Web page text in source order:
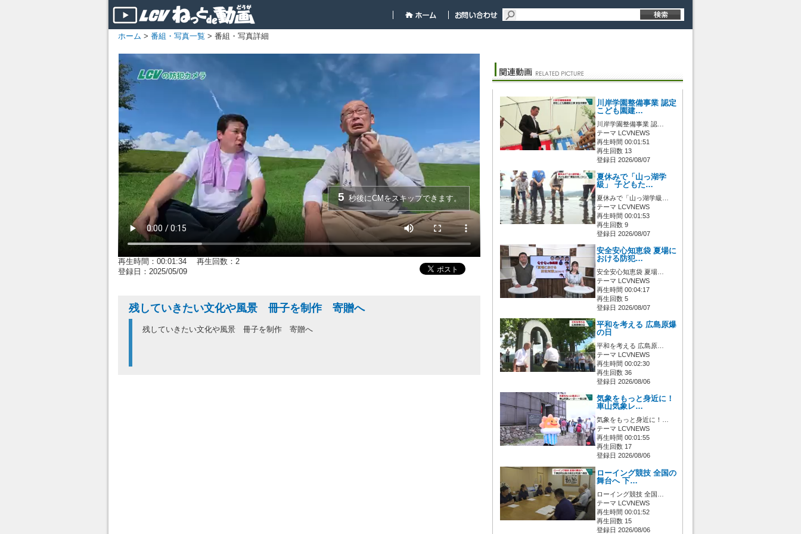
ホーム > 番組・写真一覧 > 番組・写真詳細
5 秒後にCMをスキップできます。
再生時間：00:01:34 再生回数：2
登録日：2025/05/09
残していきたい文化や風景 冊子を制作 寄贈へ
残していきたい文化や風景 冊子を制作 寄贈へ
川岸学園整備事業 認定
こども園建…
川岸学園整備事業 認…
テーマ LCVNEWS
再生時間 00:01:51
再生回数 13
登録日 2026/08/07
夏休みで「山っ湖学
級」 子どもた…
夏休みで「山っ湖学級…
テーマ LCVNEWS
再生時間 00:01:53
再生回数 9
登録日 2026/08/07
安全安心知恵袋 夏場に
おける防犯…
安全安心知恵袋 夏場…
テーマ LCVNEWS
再生時間 00:04:17
再生回数 5
登録日 2026/08/07
平和を考える 広島原爆
の日
平和を考える 広島原…
テーマ LCVNEWS
再生時間 00:02:30
再生回数 36
登録日 2026/08/06
気象をもっと身近に！
車山気象レ…
気象をもっと身近に！…
テーマ LCVNEWS
再生時間 00:01:55
再生回数 17
登録日 2026/08/06
ローイング競技 全国の
舞台へ 下…
ローイング競技 全国…
テーマ LCVNEWS
再生時間 00:01:52
再生回数 15
登録日 2026/08/06